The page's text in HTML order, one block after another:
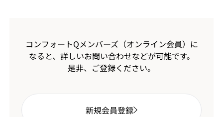
コンフォートQメンバーズ（オンライン会員）に
なると、 詳しいお問い合わせなどが可能です。
是非、ご登録ください。
新規会員登録